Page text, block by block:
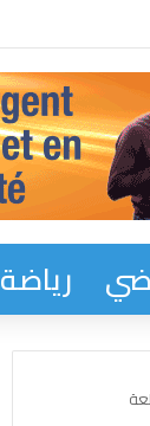
رياضة